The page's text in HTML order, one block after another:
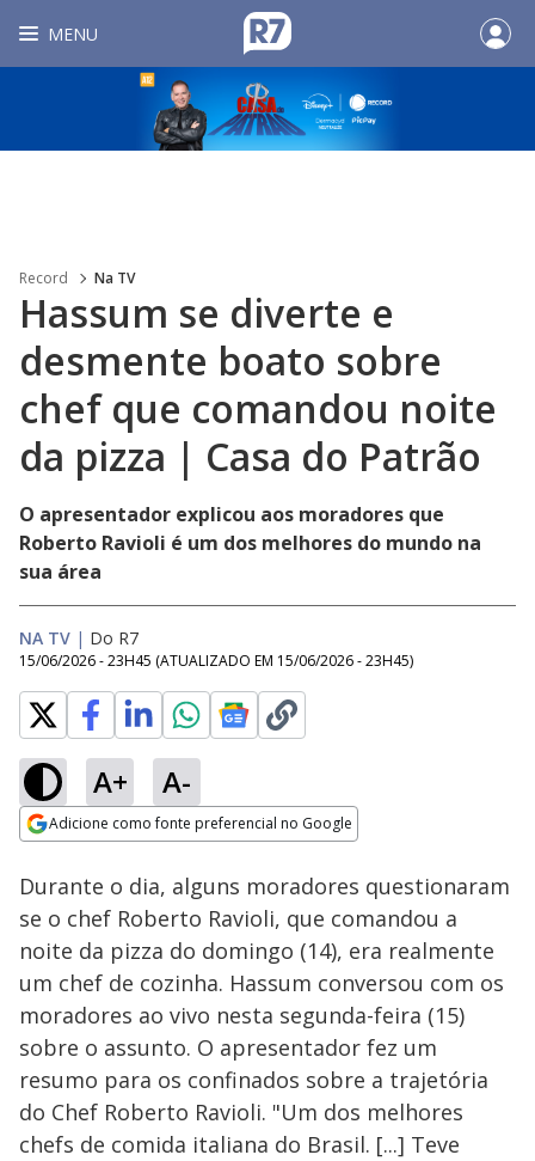
MENU
Record Na TV
Hassum se diverte e
desmente boato sobre
chef que comandou noite
da pizza | Casa do Patrão
O apresentador explicou aos moradores que
Roberto Ravioli é um dos melhores do mundo na
sua área
NA TV | Do R7
15/06/2026 - 23H45 (ATUALIZADO EM 15/06/2026 - 23H45)
A+ A-
Adicione como fonte preferencial no Google
Ativar
Loaded
18.66%
Durante o dia, alguns moradores questionaram
se o chef Roberto Ravioli, que comandou a
noite da pizza do domingo (14), era realmente
um chef de cozinha. Hassum conversou com os
moradores ao vivo nesta segunda-feira (15)
sobre o assunto. O apresentador fez um
resumo para os confinados sobre a trajetória
do Chef Roberto Ravioli. "Um dos melhores
chefs de comida italiana do Brasil. [...] Teve